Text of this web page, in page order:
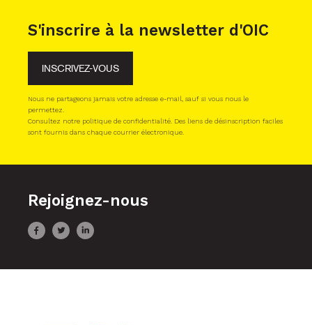
S'inscrire à la newsletter d'OIC
INSCRIVEZ-VOUS
Nous ne partageons jamais votre adresse e-mail, sauf si vous nous le
permettez.
Consultez notre politique de confidentialité. Des liens de désinscription faciles
sont fournis dans chaque courrier électronique.
Rejoignez-nous